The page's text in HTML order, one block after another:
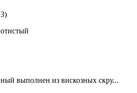
выполнен из вискозных скру...